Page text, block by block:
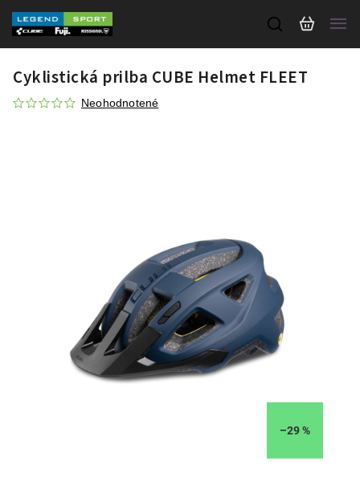
Cyklistická prilba CUBE Helmet FLEET
Neohodnotené
–29 %